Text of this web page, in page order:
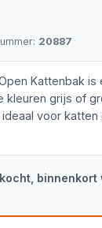
20887
Kattenbak is
kleuren grijs of
voor katten
binnenkort